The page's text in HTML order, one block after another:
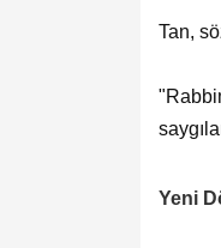
Tan,
Yeni